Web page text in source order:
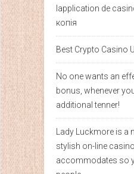
lapplication de
копія
Best Crypto Casino
No one wants an
bonus, whenever
additional tenner!
Lady Luckmore is a
stylish on-line
accommodates so